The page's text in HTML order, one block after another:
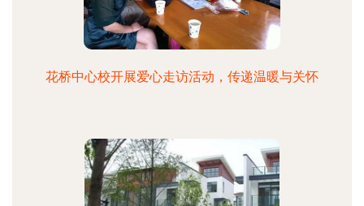
花桥中心校开展爱心走访活动，传递温暖与关怀